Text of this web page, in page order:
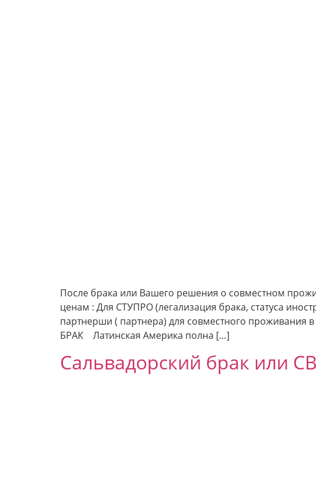
После брака или Вашего решения о совместном
ценам : Для СТУПРО (легализация брака, статуса
партнерши ( партнера) для совместного
БРАК Латинская Америка полна […]
Сальвадорский брак или